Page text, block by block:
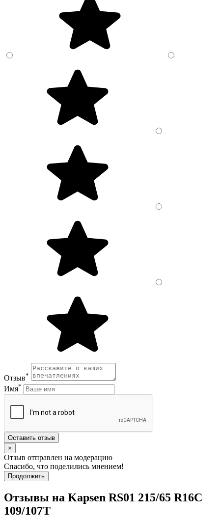
Отзыв*
Имя*
Оставить отзыв
×
Отзыв отправлен на модерацию
Спасибо, что поделились мнением!
Продолжить
Отзывы на Kapsen RS01 215/65 R16C
109/107T